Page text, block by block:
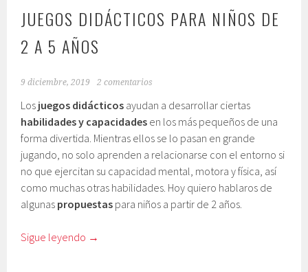
JUEGOS DIDÁCTICOS PARA NIÑOS DE
2 A 5 AÑOS
9 diciembre, 2019 2 comentarios
Los juegos didácticos ayudan a desarrollar ciertas
habilidades y capacidades en los más pequeños de una
forma divertida. Mientras ellos se lo pasan en grande
jugando, no solo aprenden a relacionarse con el entorno si
no que ejercitan su capacidad mental, motora y física, así
como muchas otras habilidades. Hoy quiero hablaros de
algunas propuestas para niños a partir de 2 años.
Sigue leyendo →